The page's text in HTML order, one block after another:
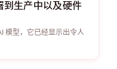
到生产中以及硬件
模型，它已经显示出令人